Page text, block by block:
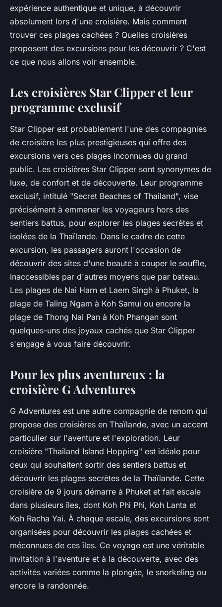
expérience authentique et unique, à découvrir
absolument lors d'une croisière. Mais comment
trouver ces plages cachées ? Quelles croisières
proposent des excursions pour les découvrir ? C'est
ce que nous allons voir ensemble.
Les croisières Star Clipper et leur
programme exclusif
Star Clipper est probablement l'une des compagnies
de croisière les plus prestigieuses qui offre des
excursions vers ces plages inconnues du grand
public. Les croisières Star Clipper sont synonymes de
luxe, de confort et de découverte. Leur programme
exclusif, intitulé "Secret Beaches of Thailand", vise
précisément à emmener les voyageurs hors des
sentiers battus, pour explorer les plages secrètes et
isolées de la Thaïlande. Dans le cadre de cette
excursion, les passagers auront l'occasion de
découvrir des sites d'une beauté à couper le souffle,
inaccessibles par d'autres moyens que par bateau.
Les plages de Nai Harn et Laem Singh à Phuket, la
plage de Taling Ngam à Koh Samui ou encore la
plage de Thong Nai Pan à Koh Phangan sont
quelques-uns des joyaux cachés que Star Clipper
s'engage à vous faire découvrir.
Pour les plus aventureux : la
croisière G Adventures
G Adventures est une autre compagnie de renom qui
propose des croisières en Thaïlande, avec un accent
particulier sur l'aventure et l'exploration. Leur
croisière "Thailand Island Hopping" est idéale pour
ceux qui souhaitent sortir des sentiers battus et
découvrir les plages secrètes de la Thaïlande. Cette
croisière de 9 jours démarre à Phuket et fait escale
dans plusieurs îles, dont Koh Phi Phi, Koh Lanta et
Koh Racha Yai. À chaque escale, des excursions sont
organisées pour découvrir les plages cachées et
méconnues de ces îles. Ce voyage est une véritable
invitation à l'aventure et à la découverte, avec des
activités variées comme la plongée, le snorkeling ou
encore la randonnée.